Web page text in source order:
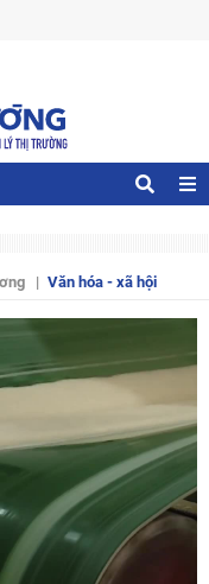
Văn hóa - xã hội